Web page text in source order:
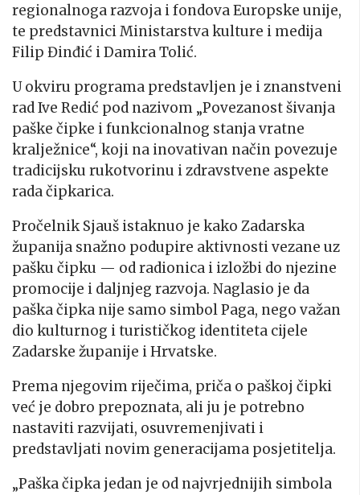
regionalnoga razvoja i fondova Europske unije,
te predstavnici Ministarstva kulture i medija
Filip Đinđić i Damira Tolić.
U okviru programa predstavljen je i znanstveni
rad Ive Redić pod nazivom „Povezanost šivanja
paške čipke i funkcionalnog stanja vratne
kralježnice“, koji na inovativan način povezuje
tradicijsku rukotvorinu i zdravstvene aspekte
rada čipkarica.
Pročelnik Sjauš istaknuo je kako Zadarska
županija snažno podupire aktivnosti vezane uz
pašku čipku — od radionica i izložbi do njezine
promocije i daljnjeg razvoja. Naglasio je da
paška čipka nije samo simbol Paga, nego važan
dio kulturnog i turističkog identiteta cijele
Zadarske županije i Hrvatske.
Prema njegovim riječima, priča o paškoj čipki
već je dobro prepoznata, ali ju je potrebno
nastaviti razvijati, osuvremenjivati i
predstavljati novim generacijama posjetitelja.
„Paška čipka jedan je od najvrjednijih simbola